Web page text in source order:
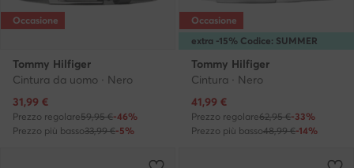
Occasione
Tommy Hilfiger
Cintura da uomo · Nero
Prezzo attuale
31,99 €
Prezzo regolare59,95 €-46%
Prezzo più basso33,99 €-5%
extra -15% Codice: SUMMER
Occasione
Tommy Hilfiger
Cintura · Nero
Prezzo attuale
41,99 €
Prezzo regolare62,95 €-33%
Prezzo più basso48,99 €-14%